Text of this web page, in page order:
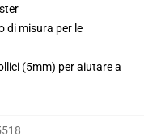
di misura per le
(5mm) per aiutare a